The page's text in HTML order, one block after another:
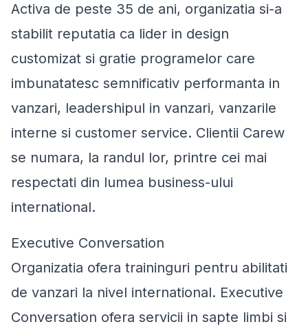
Activa de peste 35 de ani, organizatia si-a
stabilit reputatia ca lider in design
customizat si gratie programelor care
imbunatatesc semnificativ performanta in
vanzari, leadershipul in vanzari, vanzarile
interne si customer service. Clientii Carew
se numara, la randul lor, printre cei mai
respectati din lumea business-ului
international.
Executive Conversation
Organizatia ofera traininguri pentru abilitati
de vanzari la nivel international. Executive
Conversation ofera servicii in sapte limbi si